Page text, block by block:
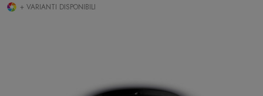
+ VARIANTI DISPONIBILI